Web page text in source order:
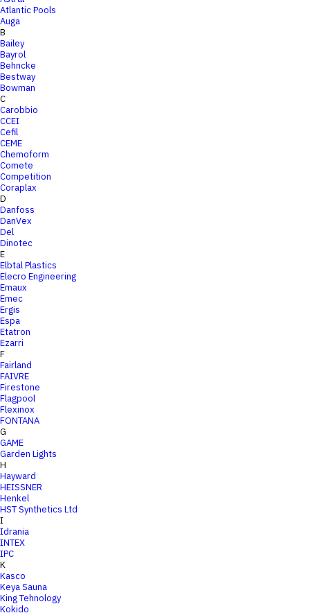
Atlantic Pools
Auga
B
Bailey
Bayrol
Behncke
Bestway
Bowman
C
Carobbio
CCEI
Cefil
CEME
Chemoform
Comete
Competition
Coraplax
D
Danfoss
DanVex
Del
Dinotec
E
Elbtal Plastics
Elecro Engineering
Emaux
Emec
Ergis
Espa
Etatron
Ezarri
F
Fairland
FAIVRE
Firestone
Flagpool
Flexinox
FONTANA
G
GAME
Garden Lights
H
Hayward
HEISSNER
Henkel
HST Synthetics Ltd
I
Idrania
INTEX
IPC
K
Kasco
Keya Sauna
King Tehnology
Kokido